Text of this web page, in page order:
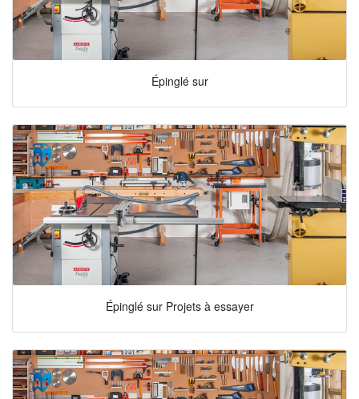
Épinglé sur
Épinglé sur Projets à essayer